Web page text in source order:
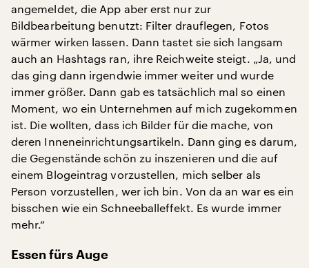
angemeldet, die App aber erst nur zur
Bildbearbeitung benutzt: Filter drauflegen, Fotos
wärmer wirken lassen. Dann tastet sie sich langsam
auch an Hashtags ran, ihre Reichweite steigt. „Ja, und
das ging dann irgendwie immer weiter und wurde
immer größer. Dann gab es tatsächlich mal so einen
Moment, wo ein Unternehmen auf mich zugekommen
ist. Die wollten, dass ich Bilder für die mache, von
deren Inneneinrichtungsartikeln. Dann ging es darum,
die Gegenstände schön zu inszenieren und die auf
einem Blogeintrag vorzustellen, mich selber als
Person vorzustellen, wer ich bin. Von da an war es ein
bisschen wie ein Schneeballeffekt. Es wurde immer
mehr.“
Essen fürs Auge